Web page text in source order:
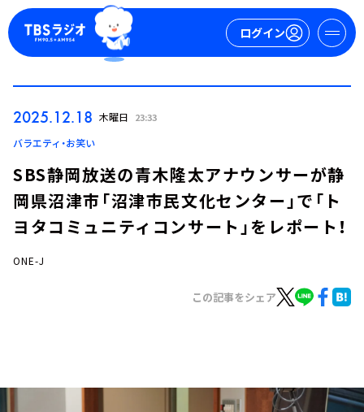
ログイン
ログイン
イベント・グッズ
2025.12.18 木曜日 23:33
バラエティ・お笑い
SBS静岡放送の青木隆太アナウンサーが静
岡県沼津市「沼津市民文化センター」で「ト
ヨタコミュニティコンサート」をレポート！
ONE-J
この記事をシェア